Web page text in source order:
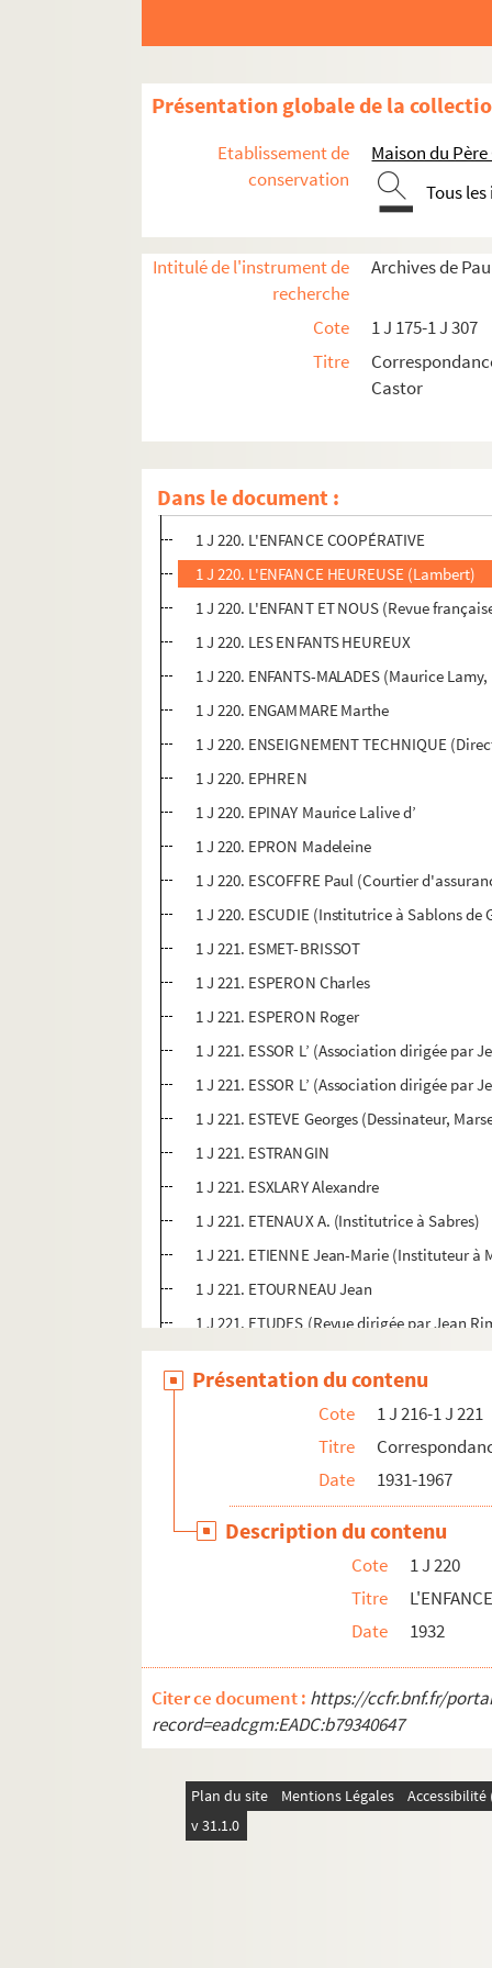
Présentation globale de la
Etablissement de
conservation
Maison du
Tous
Intitulé de l'instrument de
recherche
Archives de
Cote
1 J 175-1 J 307
Titre
Castor
Dans le document :
1 J 220. EDUCATIONAL PRODUCTIONS
1 J 220. EGGIMANN Loyse
1 J 220. EISSENBRANDT Marcel
1 J 220. EKSTEIN
1 J 220. ELIOT Annette
1 J 220. ELIROFF Luska
1 J 220. ELLENBERGER
1 J 220. ELLICOTT Odette
1 J 220. ELOY
1 J 220. ELTCHANNOFF
1 J 220. ENFANCE (Revue de psychologie
1 J 220. L'ENFANCE COOPÉRATIVE
1 J 220. L'ENFANCE HEUREUSE (Lambert)
1 J 220. L'ENFANT ET NOUS (Revue
1 J 220. LES ENFANTS HEUREUX
1 J 220. ENFANTS-MALADES (Maurice
1 J 220. ENGAMMARE Marthe
1 J 220. ENSEIGNEMENT TECHNIQUE
1 J 220. EPHREN
1 J 220. EPINAY Maurice Lalive d’
1 J 220. EPRON Madeleine
1 J 220. ESCOFFRE Paul (Courtier
1 J 220. ESCUDIE (Institutrice à Sablons de
1 J 221. ESMET-BRISSOT
1 J 221. ESPERON Charles
1 J 221. ESPERON Roger
1 J 221. ESSOR L’ (Association dirigée par
1 J 221. ESSOR L’ (Association dirigée par
1 J 221. ESTEVE Georges (Dessinateur,
1 J 221. ESTRANGIN
1 J 221. ESXLARY Alexandre
1 J 221. ETENAUX A. (Institutrice à Sabres)
1 J 221. ETIENNE Jean-Marie (Instituteur à
1 J 221. ETOURNEAU Jean
1 J 221. ETUDES (Revue dirigée par Jean
1 J 221. EUDEL Marie-Josée
1 J 221. EVRARD-FIQUEMONT Jeanne
1 J 221. EX LIBRIS VERLAG AG (Zurich)
1 J 227-1 J 234. Correspondance G
1 J 235-1 J 238. Correspondance H
1 J 239-1 J 241. Correspondance I
1 J 241-1 J 243. Correspondance J
1 J 244-1 J 245. Correspondance K
1 J 246-1 J 254. Correspondance L
1 J 255-1 J 265. Correspondance M
1 J 267-1 J 268. Correspondance O
1 J 269-1 J 276. Correspondance P
Présentation du contenu
Cote
1 J 216-1 J 221
Titre
Date
1931-1967
Description du contenu
Cote
1 J 220
Titre
Date
1932
Citer ce document : https://ccfr.bnf.fr/
record=eadcgm:EADC:b79340647
Plan du site Mentions Légales
v 31.1.0